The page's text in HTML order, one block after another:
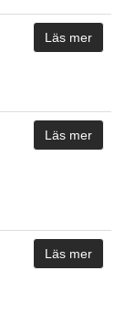
Läs mer
Läs mer
Läs mer